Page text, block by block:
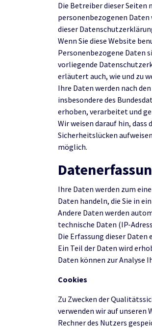
Die Betreiber dieser Seiten
personenbezogenen
dieser
Wenn Sie diese Website
Personenbezogene Daten
vorliegende
erläutert auch, wie und zu
Ihre Daten werden nach
insbesondere des
erhoben, verarbeitet und
Wir weisen darauf hin,
Sicherheitslücken
möglich.
Ihre Daten werden zum
Daten handeln, die Sie in
Andere Daten werden
technische Daten (IP-
Die Erfassung dieser
Ein Teil der Daten wird
Daten können zur Analyse
Cookies
Zu Zwecken der
verwenden wir auf unseren
Rechner des Nutzers